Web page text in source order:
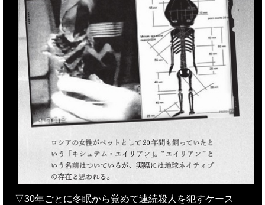
▽30年ごとに冬眠から覚めて連続殺人を犯すケース